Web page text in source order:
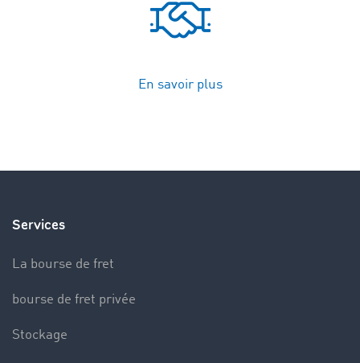
En savoir plus
Services
La bourse de fret
bourse de fret privée
Stockage